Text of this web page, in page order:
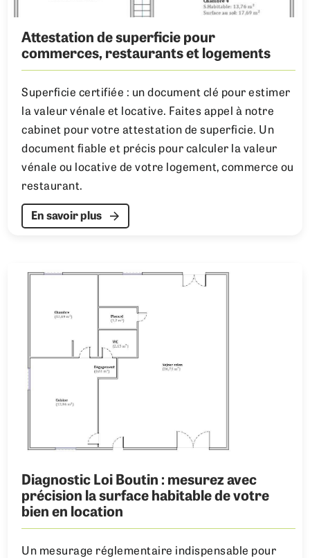
Attestation de superficie pour
commerces, restaurants et logements
Superficie certifiée : un document clé pour estimer
la valeur vénale et locative. Faites appel à notre
cabinet pour votre attestation de superficie. Un
document fiable et précis pour calculer la valeur
vénale ou locative de votre logement, commerce ou
restaurant.
En savoir plus
Diagnostic Loi Boutin : mesurez avec
précision la surface habitable de votre
bien en location
Un mesurage réglementaire indispensable pour